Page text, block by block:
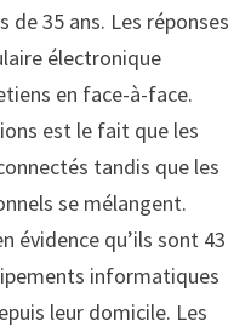
35 ans. Les réponses
électronique
en face-à-face.
est le fait que les
tandis que les
se mélangent.
évidence qu’ils sont 43
informatiques
leur domicile. Les